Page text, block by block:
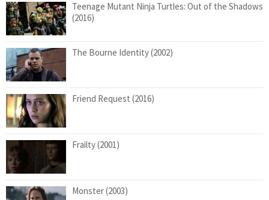
Teenage Mutant Ninja Turtles: Out of the Shadows
(2016)
The Bourne Identity (2002)
Friend Request (2016)
Frailty (2001)
Monster (2003)